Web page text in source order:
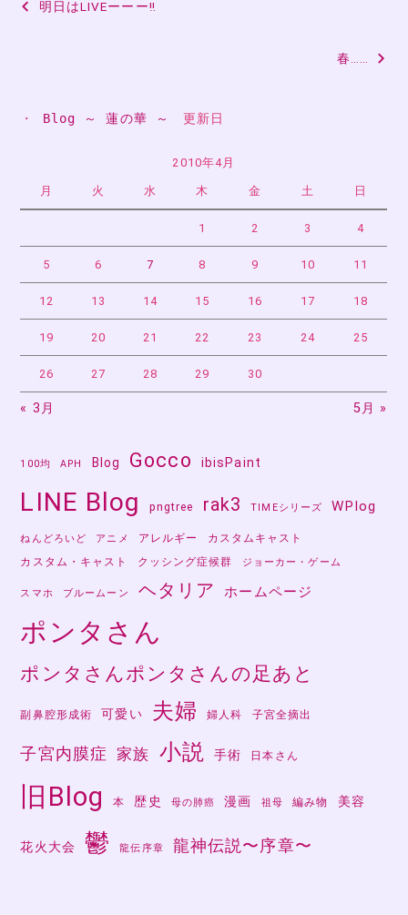
明日はLIVEーーー‼
春……
・ Blog ～ 蓮の華 ～ 更新日
2010年4月
月 火 水 木 金 土 日
1 2 3 4
5 6 7 8 9 10 11
12 13 14 15 16 17 18
19 20 21 22 23 24 25
26 27 28 29 30
« 3月 5月 »
100均 APH Blog Gocco ibisPaint
LINE Blog pngtree rak3 TIMEシリーズ WPlog
ねんどろいど アニメ アレルギー
カスタムキャスト
カスタム・キャスト
クッシング症候群 ジョーカー・ゲーム
スマホ ブルームーン ヘタリア ホームページ
ポンタさん
ポンタさんポンタさんの足あと
副鼻腔形成術 可愛い 夫婦 婦人科 子宮全摘出
子宮内膜症 家族 小説 手術 日本さん
旧Blog 本 歴史 母の肺癌 漫画 祖母 編み物 美容
花火大会 鬱 龍伝序章 龍神伝説〜序章〜